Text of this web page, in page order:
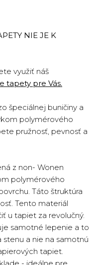
NIE JE K
využiť náš
tapety pre Vás.
špeciálnej buničiny a
polymérového
pružnosť, pevnosť a
z non- Wonen
polymérového
Táto štruktúra
Tento materiál
u tapiet za revolučný.
samotné lepenie a to
stenu a nie na samotnú
tapiet.